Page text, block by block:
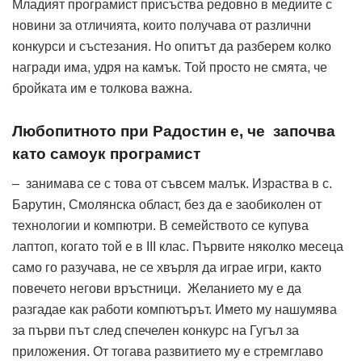
Младият програмист присъства редовно в медиите с
новини за отличията, които получава от различни
конкурси и състезания. Но опитът да разберем колко
награди има, удря на камък. Той просто не смята, че
бройката им е толкова важна.
Любопитното при Радостин е, че започва
като самоук програмист
– занимава се с това от съвсем малък. Израства в с.
Барутин, Смолянска област, без да е заобиколен от
технологии и компютри. В семейството се купува
лаптоп, когато той е в III клас. Първите няколко месеца
само го разучава, не се хвърля да играе игри, както
повечето негови връстници. Желанието му е да
разгадае как работи компютърът. Името му нашумява
за първи път след спечелен конкурс на Гугъл за
приложения. От тогава развитието му е стремглаво